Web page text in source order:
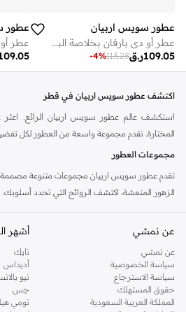
عطور سويس اربيان
عطر أو دي بارفان بخلاصة البرغموت والباتشولي سعة 100 مل
ر.ق109.05
113.28
-4%
عطور
اكتشف عطور سويس اربيان في قطر
استكشف عالم عطور سويس اربيان الرائع.
المختارة. نقدم مجموعة واسعة من العطور لكل
مجموعات العطور
تقدم عطور سويس اربيان مجموعات متنوعة مصممة
الزهور المنعشة، اكتشف الروائح التي تحدد أسلوبك.
ماء عطر (Eau de Parfum)
استمتع بالفخامة التي تدوم طويلاً مع تشكيلة ماء
رائحة راقية تدوم.
ماء تواليت (Eau de Toilette)
مثالية للاستخدام اليومي، توفر خيارات ماء
بالأناقة الرقيقة طوال يومك.
عن نمشي
عن نمشي
سياسة الخصوصية
سياسة الاسترجاع
حقوق المستهلك
المملكة العربية السعودية
أشهر
نايك
أديداس
نيو
جس
تومي